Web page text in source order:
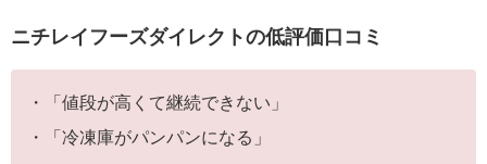
ニチレイフーズダイレクトの低評価口コミ
・「値段が高くて継続できない」
・「冷凍庫がパンパンになる」